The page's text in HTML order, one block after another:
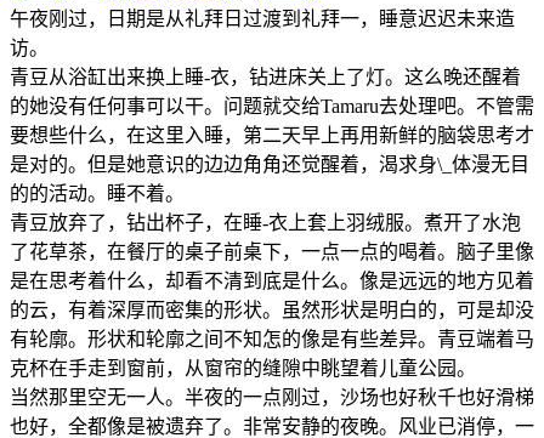
午夜刚过，日期是从礼拜日过渡到礼拜一，睡意迟迟未来造
访。
青豆从浴缸出来换上睡-衣，钻进床关上了灯。这么晚还醒着
的她没有任何事可以干。问题就交给Tamaru去处理吧。不管需
要想些什么，在这里入睡，第二天早上再用新鲜的脑袋思考才
是对的。但是她意识的边边角角还觉醒着，渴求身\_体漫无目
的的活动。睡不着。
青豆放弃了，钻出杯子，在睡-衣上套上羽绒服。煮开了水泡
了花草茶，在餐厅的桌子前桌下，一点一点的喝着。脑子里像
是在思考着什么，却看不清到底是什么。像是远远的地方见着
的云，有着深厚而密集的形状。虽然形状是明白的，可是却没
有轮廓。形状和轮廓之间不知怎的像是有些差异。青豆端着马
克杯在手走到窗前，从窗帘的缝隙中眺望着儿童公园。
当然那里空无一人。半夜的一点刚过，沙场也好秋千也好滑梯
也好，全都像是被遗弃了。非常安静的夜晚。风业已消停，一